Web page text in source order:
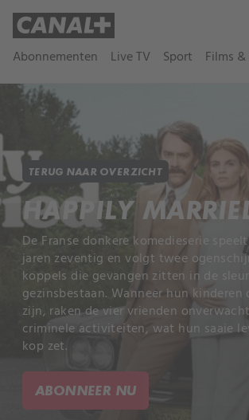
Abonnementen Live TV Sport Films &
TERUG NAAR OVERZICHT
HAPPILY
De Franse donkere komedieserie
jaren zeventig en volgt twee
koppels die gevangen zitten in de
gezinsbestaan. Wanneer hun kinderen
zijn, raken de vier vrienden
criminele activiteiten, wat hun saaie
kop zet.
ABONNEER NU